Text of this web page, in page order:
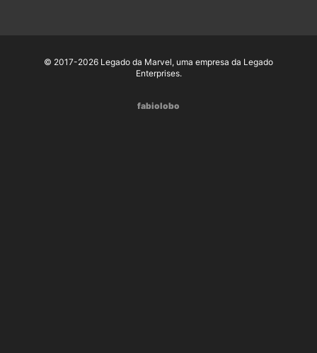
© 2017-2026 Legado da Marvel, uma empresa da Legado
Enterprises.
fabiolobo